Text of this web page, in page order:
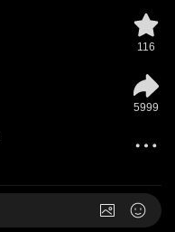
116
5999